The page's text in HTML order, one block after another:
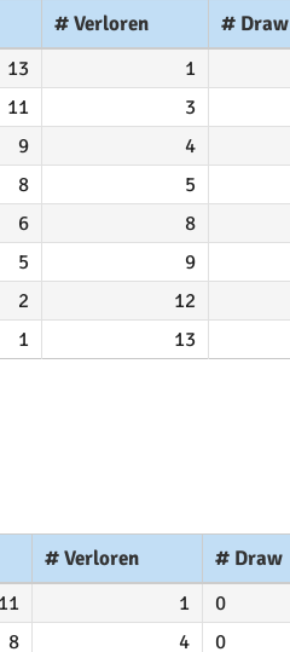
# Verloren # Draw
13 1
11 3
9 4
8 5
6 8
5 9
2 12
1 13
# Verloren # Draw
11 1 0
8 4 0